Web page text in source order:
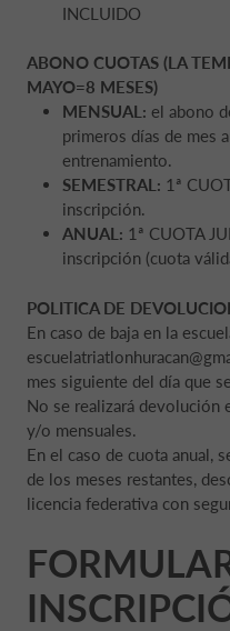
INCLUIDO
ABONO CUOTAS (LA
MAYO=8 MESES)
MENSUAL: el abono
primeros días de mes
entrenamiento.
SEMESTRAL: 1ª
inscripción.
ANUAL: 1ª CUOTA
inscripción (cuota
POLITICA DE
En caso de baja en la
mes siguiente del día que
No se realizará devolución
y/o mensuales.
En el caso de cuota anual,
de los meses restantes,
licencia federativa con